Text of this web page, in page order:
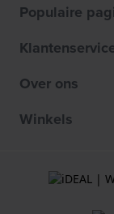
Populaire
Over ons
Winkels